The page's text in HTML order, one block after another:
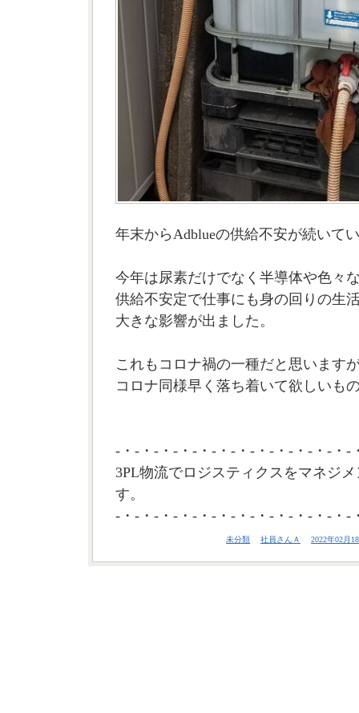
年末からAdblueの供給不安が続いて
今年は尿素だけでなく半導体や色々
供給不安定で仕事にも身の回りの生
大きな影響が出ました。
これもコロナ禍の一種だと思います
コロナ同様早く落ち着いて欲しいも
-・-・-・-・-・-・-・-・-・-・-・-・-
3PL物流でロジスティクスをマネジ
す。
-・-・-・-・-・-・-・-・-・-・-・-・-
未分類 社員さんＡ 2022年02月